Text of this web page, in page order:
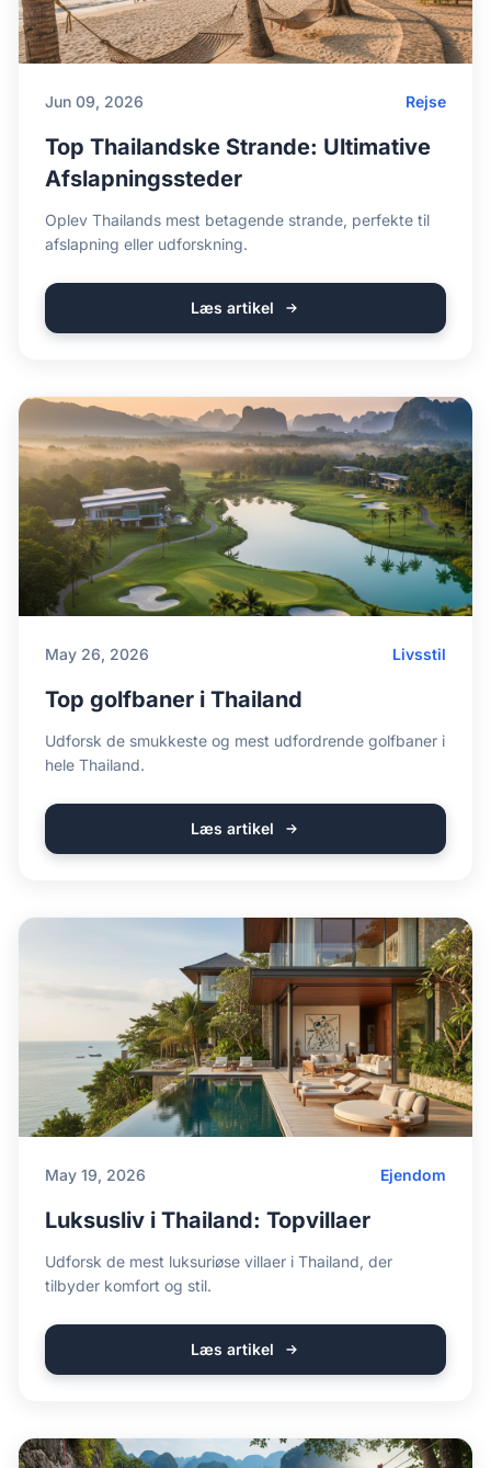
Jun 09, 2026 Rejse
Top Thailandske Strande: Ultimative
Afslapningssteder
Oplev Thailands mest betagende strande, perfekte til
afslapning eller udforskning.
Læs artikel
May 26, 2026 Livsstil
Top golfbaner i Thailand
Udforsk de smukkeste og mest udfordrende golfbaner i
hele Thailand.
Læs artikel
May 19, 2026 Ejendom
Luksusliv i Thailand: Topvillaer
Udforsk de mest luksuriøse villaer i Thailand, der
tilbyder komfort og stil.
Læs artikel